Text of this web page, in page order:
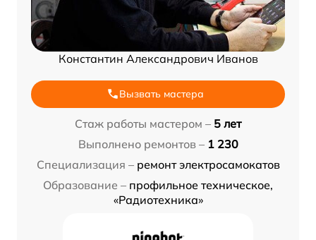
Константин Александрович Иванов
Вызвать мастера
Стаж работы мастером – 5 лет
Выполнено ремонтов – 1 230
Специализация – ремонт электросамокатов
Образование – профильное техническое,
«Радиотехника»